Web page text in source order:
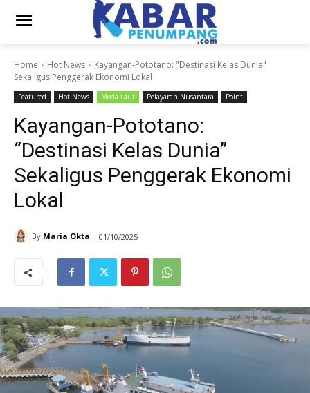
Home Hot News
Kayangan-Pototano: "Destinasi Kelas Dunia"
Sekaligus Penggerak Ekonomi Lokal
Featured Hot News Moda Laut Pelayaran Nusantara Point
Kayangan-Pototano:
“Destinasi Kelas Dunia”
Sekaligus Penggerak Ekonomi
Lokal
By Maria Okta 01/10/2025